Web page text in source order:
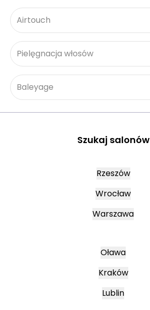
Airtouch
Pielęgnacja włosów
Baleyage
Szukaj salonów
Rzeszów
Wrocław
Warszawa
Oława
Kraków
Lublin